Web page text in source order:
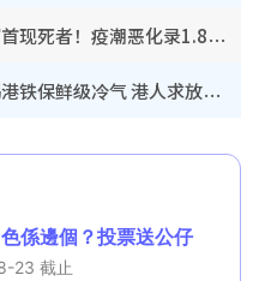
夺命寄生虫｜食生菜狂泻首现死者！疫潮恶化录1.8万宗病例 揭洗菜3大谬误
内地客夸港人不识老！揭港铁保鲜级冷气 港人求放过：别投诉